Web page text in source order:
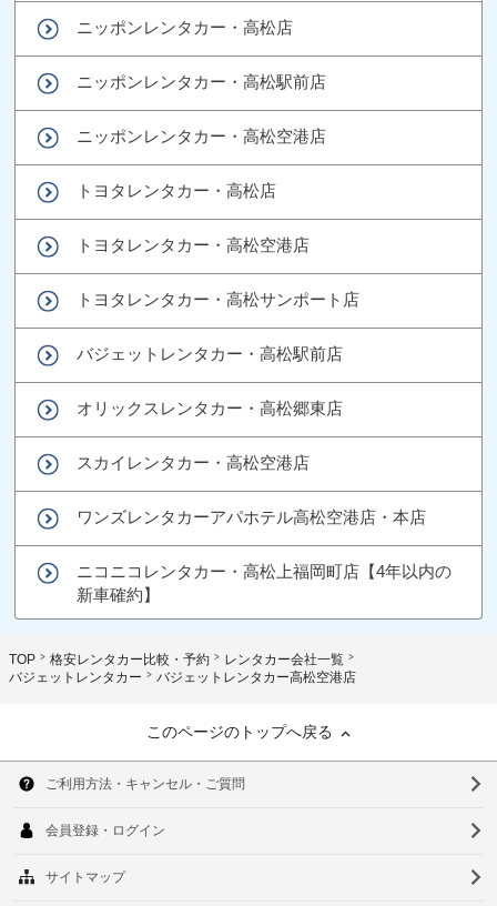
ニッポンレンタカー・高松店
ニッポンレンタカー・高松駅前店
ニッポンレンタカー・高松空港店
トヨタレンタカー・高松店
トヨタレンタカー・高松空港店
トヨタレンタカー・高松サンポート店
バジェットレンタカー・高松駅前店
オリックスレンタカー・高松郷東店
スカイレンタカー・高松空港店
ワンズレンタカーアパホテル高松空港店・本店
ニコニコレンタカー・高松上福岡町店【4年以内の
新車確約】
TOP 格安レンタカー比較・予約
レンタカー会社一覧
バジェットレンタカー
バジェットレンタカー高松空港店
このページのトップへ戻る